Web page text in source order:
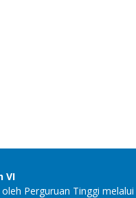
VI
Perguruan Tinggi melalui